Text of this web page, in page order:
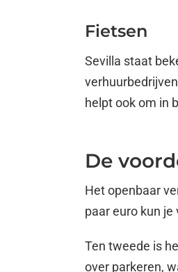
Fietsen
Sevilla staat
helpt ook om in
De
Het openbaar
paar euro kun
Ten tweede is
over parkeren,